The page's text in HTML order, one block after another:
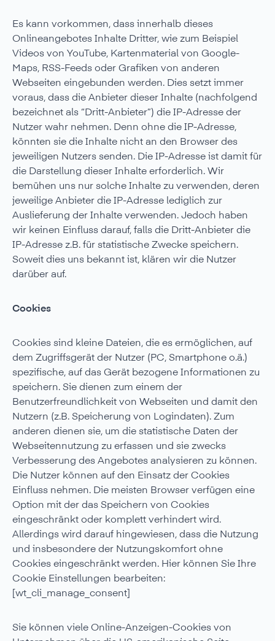
Es kann vorkommen, dass innerhalb dieses
Onlineangebotes Inhalte Dritter, wie zum Beispiel
Videos von YouTube, Kartenmaterial von Google-
Maps, RSS-Feeds oder Grafiken von anderen
Webseiten eingebunden werden. Dies setzt immer
voraus, dass die Anbieter dieser Inhalte (nachfolgend
bezeichnet als “Dritt-Anbieter”) die IP-Adresse der
Nutzer wahr nehmen. Denn ohne die IP-Adresse,
könnten sie die Inhalte nicht an den Browser des
jeweiligen Nutzers senden. Die IP-Adresse ist damit für
die Darstellung dieser Inhalte erforderlich. Wir
bemühen uns nur solche Inhalte zu verwenden, deren
jeweilige Anbieter die IP-Adresse lediglich zur
Auslieferung der Inhalte verwenden. Jedoch haben
wir keinen Einfluss darauf, falls die Dritt-Anbieter die
IP-Adresse z.B. für statistische Zwecke speichern.
Soweit dies uns bekannt ist, klären wir die Nutzer
darüber auf.
Cookies
Cookies sind kleine Dateien, die es ermöglichen, auf
dem Zugriffsgerät der Nutzer (PC, Smartphone o.ä.)
spezifische, auf das Gerät bezogene Informationen zu
speichern. Sie dienen zum einem der
Benutzerfreundlichkeit von Webseiten und damit den
Nutzern (z.B. Speicherung von Logindaten). Zum
anderen dienen sie, um die statistische Daten der
Webseitennutzung zu erfassen und sie zwecks
Verbesserung des Angebotes analysieren zu können.
Die Nutzer können auf den Einsatz der Cookies
Einfluss nehmen. Die meisten Browser verfügen eine
Option mit der das Speichern von Cookies
eingeschränkt oder komplett verhindert wird.
Allerdings wird darauf hingewiesen, dass die Nutzung
und insbesondere der Nutzungskomfort ohne
Cookies eingeschränkt werden. Hier können Sie Ihre
Cookie Einstellungen bearbeiten:
[wt_cli_manage_consent]
Sie können viele Online-Anzeigen-Cookies von